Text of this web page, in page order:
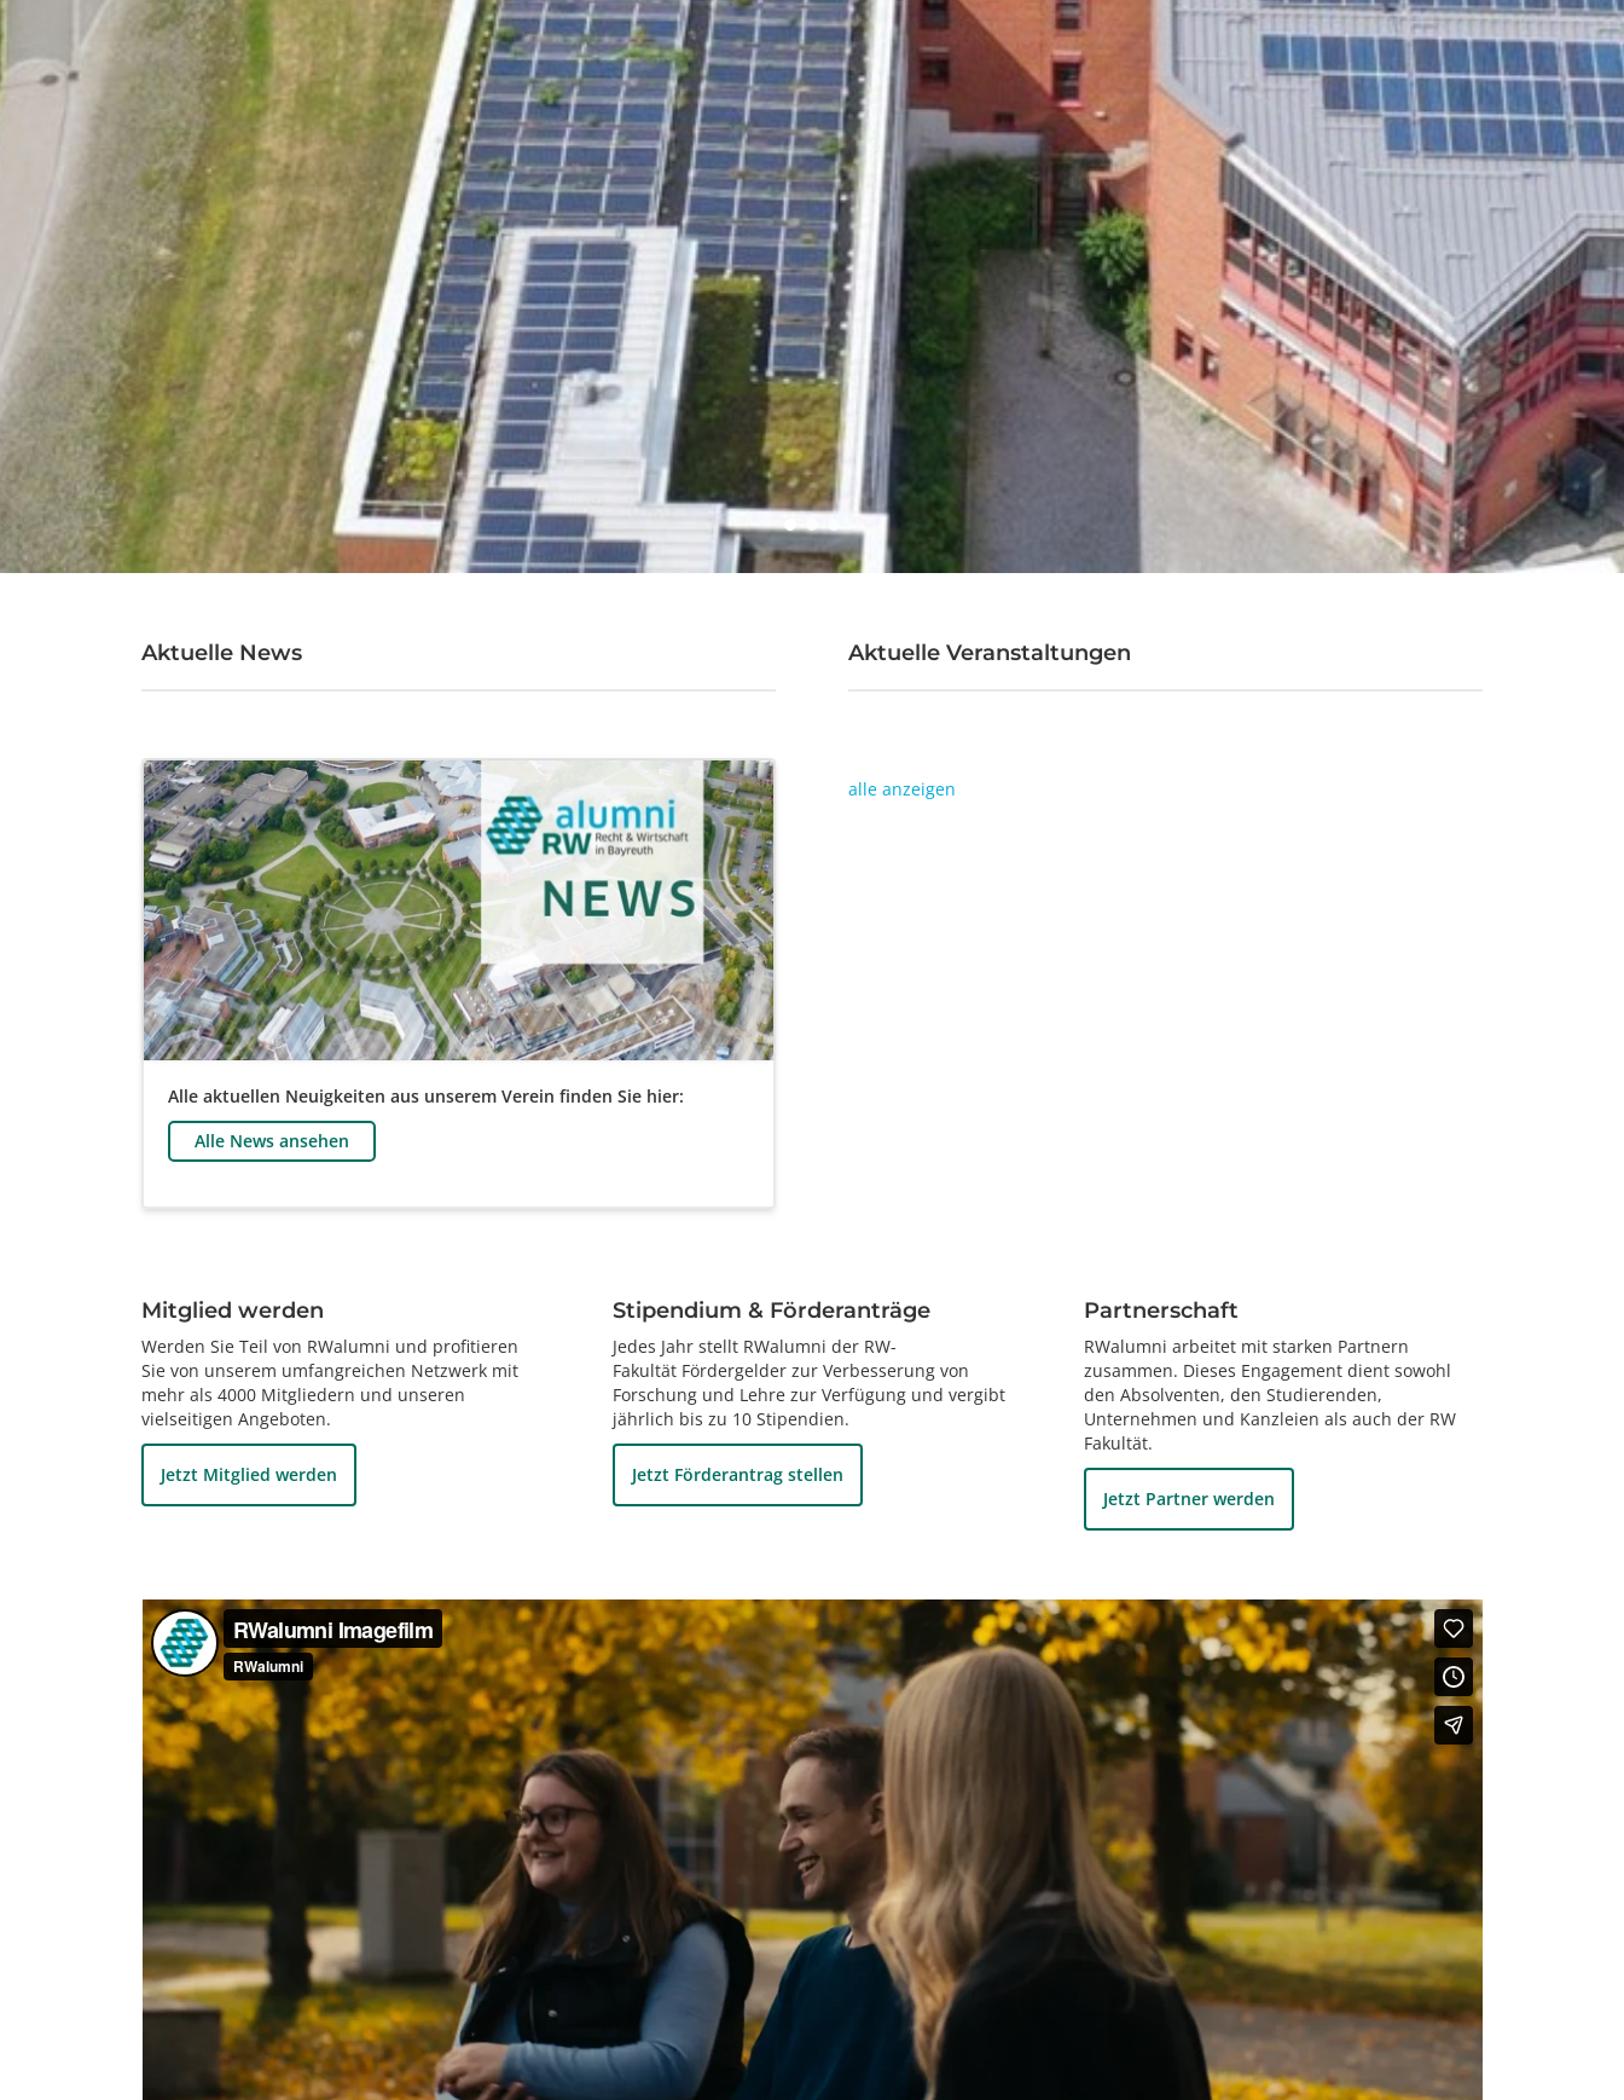
Aktuelle News
Alle aktuellen Neuigkeiten aus unserem Verein finden Sie hier:
Alle News ansehen
Aktuelle Veranstaltungen
alle anzeigen
Mitglied werden
Werden Sie Teil von RWalumni und profitieren
Sie von unserem umfangreichen Netzwerk mit
mehr als 4000 Mitgliedern und unseren
vielseitigen Angeboten.
Jetzt Mitglied werden
Stipendium & Förderanträge
Jedes Jahr stellt RWalumni der RW-
Fakultät Fördergelder zur Verbesserung von
Forschung und Lehre zur Verfügung und vergibt
jährlich bis zu 10 Stipendien.
Jetzt Förderantrag stellen
Partnerschaft
RWalumni arbeitet mit starken Partnern
zusammen. Dieses Engagement dient sowohl
den Absolventen, den Studierenden,
Unternehmen und Kanzleien als auch der RW
Fakultät.
Jetzt Partner werden